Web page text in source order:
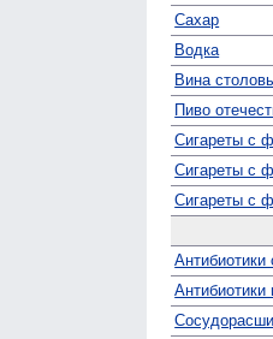
Сахар
Водка
Вина
Пиво
Сигареты с
Сигареты с
Сигареты с
Антибиотики